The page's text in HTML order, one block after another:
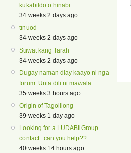
kukabildo o hinabi
34 weeks 2 days ago
tinuod
34 weeks 2 days ago
Suwat kang Tarah
34 weeks 2 days ago
Dugay naman diay kaayo ni nga
forum. Unta dili ni mawala.
35 weeks 3 hours ago
Origin of Tagolilong
39 weeks 1 day ago
Looking for a LUDABI Group
contact...can you help??....
40 weeks 14 hours ago